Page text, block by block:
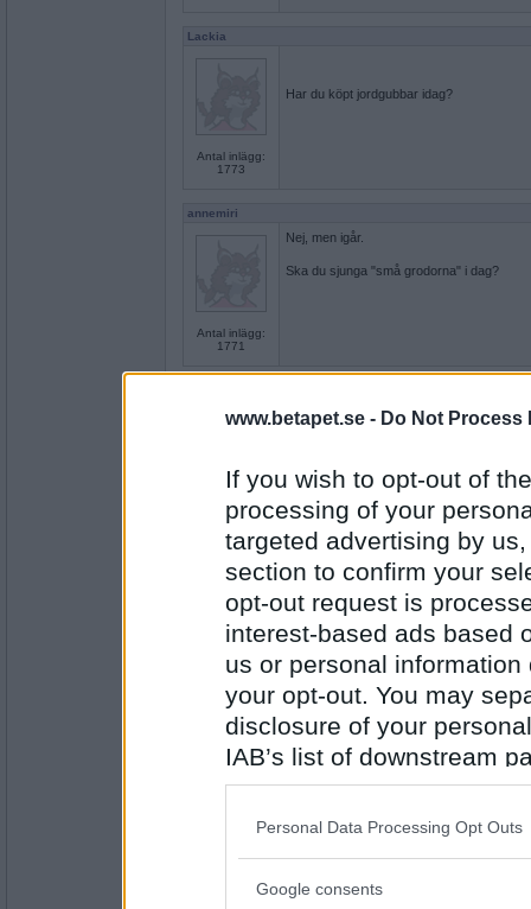
www.betapet.se - Do Not Process
If you wish to opt-out of
processing of your
targeted advertising by
section to confirm your
opt-out request is
interest-based ads based
us or personal
your opt-out. You may
disclosure of your
IAB’s list of downstream
also be disclosed by us
Downstream Participants
Please note that this
Personal Data Processing Opt Outs
Google consents
Lackia
Antal inlägg:
1773
Har du köpt jordgubbar idag?
annemiri
Antal inlägg:
1771
Nej, men igår.
Ska du sjunga "små grodorna" i dag?
Antal inlägg:
2871
Nej, det går inte har ingen
Silvertösen
Antal inlägg:
1059
Nej, men jag har tänkt gå ett varv runt
Ska du fuldansa ikväll?